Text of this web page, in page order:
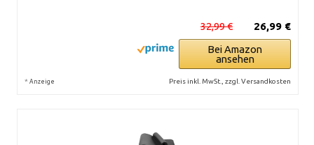
26,99 €
32,99 €
Bei Amazon
ansehen
* Anzeige Preis inkl. MwSt., zzgl. Versandkosten